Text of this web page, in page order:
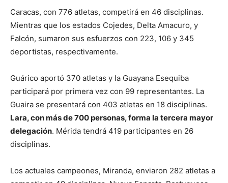
Caracas, con 776 atletas, competirá en 46 disciplinas.
Mientras que los estados Cojedes, Delta Amacuro, y
Falcón, sumaron sus esfuerzos con 223, 106 y 345
deportistas, respectivamente.
Guárico aportó 370 atletas y la Guayana Esequiba
participará por primera vez con 99 representantes. La
Guaira se presentará con 403 atletas en 18 disciplinas.
Lara, con más de 700 personas, forma la tercera mayor
delegación. Mérida tendrá 419 participantes en 26
disciplinas.
Los actuales campeones, Miranda, enviaron 282 atletas a